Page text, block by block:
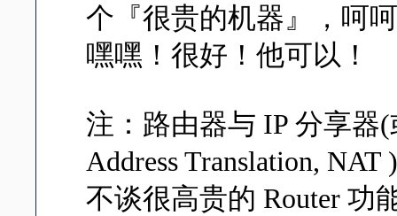
个『很贵的机器』，呵
嘿嘿！很好！他可以！
注：路由器与 IP 分享器
Address Translation,
不谈很高贵的 Router 功